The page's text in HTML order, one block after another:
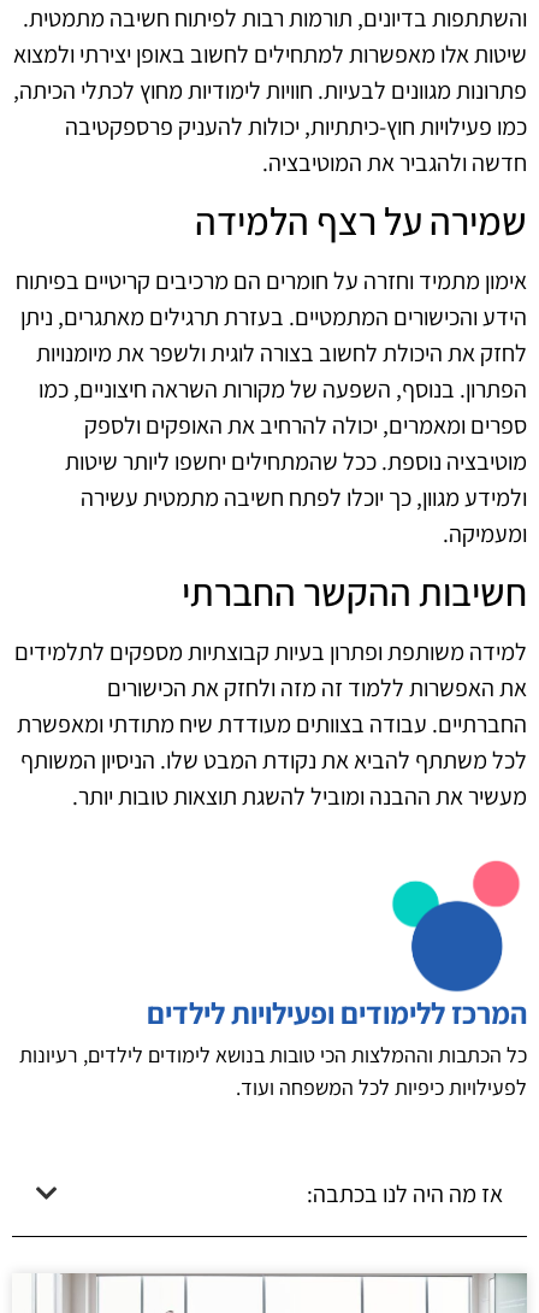
והשתתפות בדיונים, תורמות רבות לפיתוח חשיבה מתמטית.
שיטות אלו מאפשרות למתחילים לחשוב באופן יצירתי ולמצוא
פתרונות מגוונים לבעיות. חוויות לימודיות מחוץ לכתלי הכיתה,
כמו פעילויות חוץ-כיתתיות, יכולות להעניק פרספקטיבה
חדשה ולהגביר את המוטיבציה.
שמירה על רצף הלמידה
אימון מתמיד וחזרה על חומרים הם מרכיבים קריטיים בפיתוח
הידע והכישורים המתמטיים. בעזרת תרגילים מאתגרים, ניתן
לחזק את היכולת לחשוב בצורה לוגית ולשפר את מיומנויות
הפתרון. בנוסף, השפעה של מקורות השראה חיצוניים, כמו
ספרים ומאמרים, יכולה להרחיב את האופקים ולספק
מוטיבציה נוספת. ככל שהמתחילים יחשפו ליותר שיטות
ולמידע מגוון, כך יוכלו לפתח חשיבה מתמטית עשירה
ומעמיקה.
חשיבות ההקשר החברתי
למידה משותפת ופתרון בעיות קבוצתיות מספקים לתלמידים
את האפשרות ללמוד זה מזה ולחזק את הכישורים
החברתיים. עבודה בצוותים מעודדת שיח מתודתי ומאפשרת
לכל משתתף להביא את נקודת המבט שלו. הניסיון המשותף
מעשיר את ההבנה ומוביל להשגת תוצאות טובות יותר.
המרכז ללימודים ופעילויות לילדים
כל הכתבות וההמלצות הכי טובות בנושא לימודים לילדים, רעיונות
לפעילויות כיפיות לכל המשפחה ועוד.
אז מה היה לנו בכתבה: